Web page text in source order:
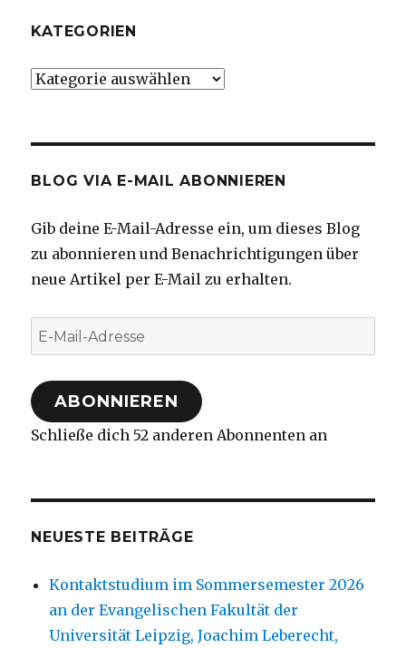
KATEGORIEN
Kategorien
BLOG VIA E-MAIL ABONNIEREN
Gib deine E-Mail-Adresse ein, um dieses Blog
zu abonnieren und Benachrichtigungen über
neue Artikel per E-Mail zu erhalten.
E-
Mail-
Adresse
ABONNIEREN
Schließe dich 52 anderen Abonnenten an
NEUESTE BEITRÄGE
Kontaktstudium im Sommersemester 2026
an der Evangelischen Fakultät der
Universität Leipzig, Joachim Leberecht,